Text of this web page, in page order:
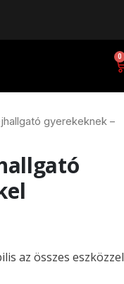
0
gyerekeknek –
az összes eszközzel